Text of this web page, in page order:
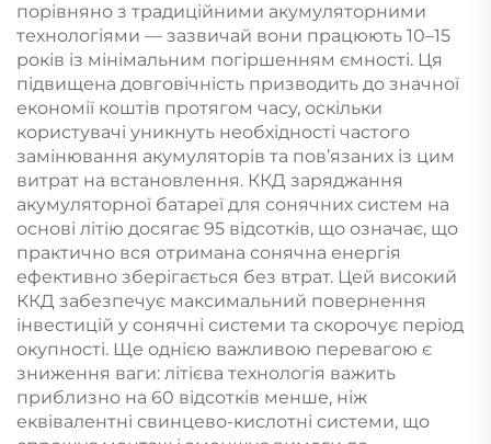
порівняно з традиційними акумуляторними
технологіями — зазвичай вони працюють 10–15
років із мінімальним погіршенням ємності. Ця
підвищена довговічність призводить до значної
економії коштів протягом часу, оскільки
користувачі уникнуть необхідності частого
замінювання акумуляторів та пов’язаних із цим
витрат на встановлення. ККД заряджання
акумуляторної батареї для сонячних систем на
основі літію досягає 95 відсотків, що означає, що
практично вся отримана сонячна енергія
ефективно зберігається без втрат. Цей високий
ККД забезпечує максимальний повернення
інвестицій у сонячні системи та скорочує період
окупності. Ще однією важливою перевагою є
зниження ваги: літієва технологія важить
приблизно на 60 відсотків менше, ніж
еквівалентні свинцево-кислотні системи, що